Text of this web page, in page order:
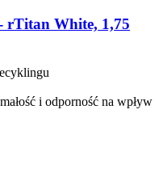
White, 1,75
i odporność na wpływ